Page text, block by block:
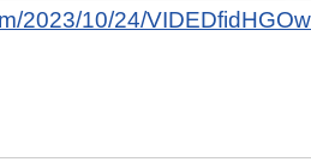
2023/10/24/